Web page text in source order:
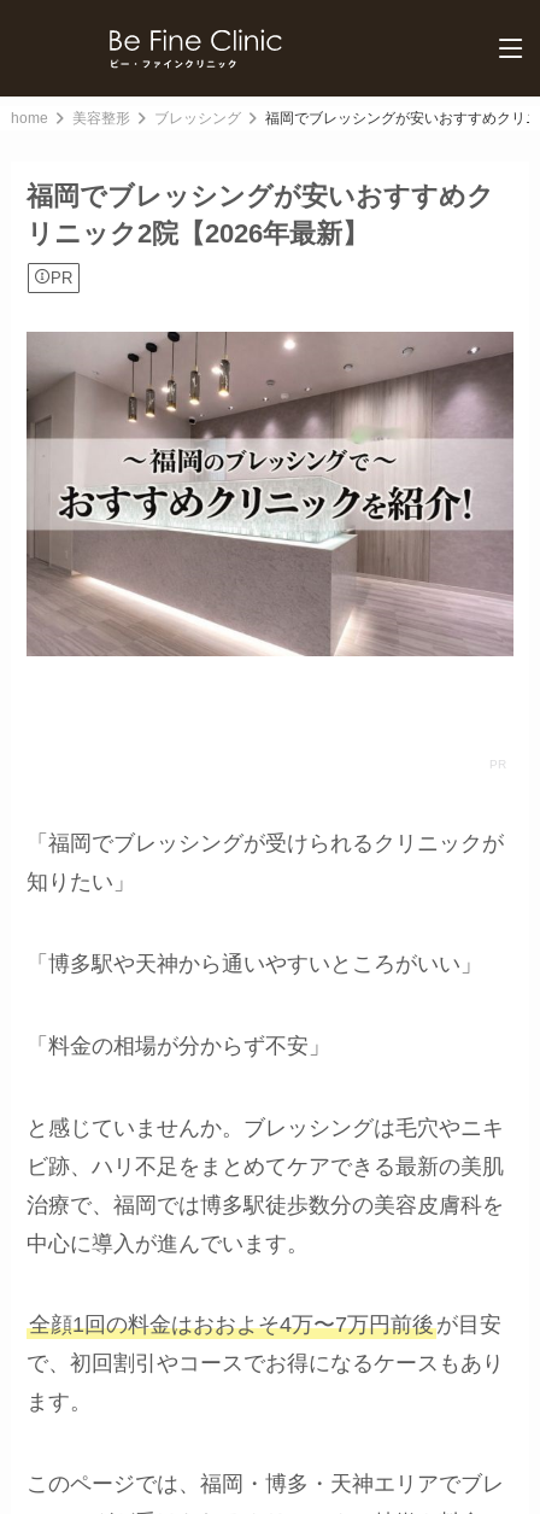
home 美容整形 ブレッシング 福岡でブレッシングが安いおすすめクリ
福岡でブレッシングが安いおすすめク
リニック2院【2026年最新】
PR
「福岡でブレッシングが受けられるクリニックが
知りたい」
「博多駅や天神から通いやすいところがいい」
「料金の相場が分からず不安」
と感じていませんか。ブレッシングは毛穴やニキ
ビ跡、ハリ不足をまとめてケアできる最新の美肌
治療で、福岡では博多駅徒歩数分の美容皮膚科を
中心に導入が進んでいます。
全顔1回の料金はおおよそ4万〜7万円前後が目安
で、初回割引やコースでお得になるケースもあり
ます。
このページでは、福岡・博多・天神エリアでブレ